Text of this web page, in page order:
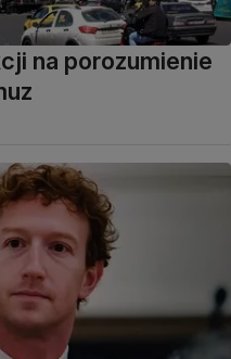
na porozumienie